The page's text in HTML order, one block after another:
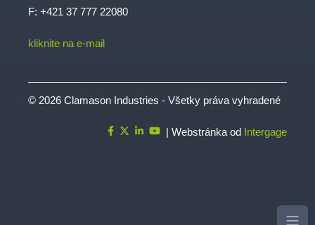
F: +421 37 777 22080
kliknite na e-mail
© 2026 Clamason Industries - Všetky práva vyhradené
| Webstránka od Intergage